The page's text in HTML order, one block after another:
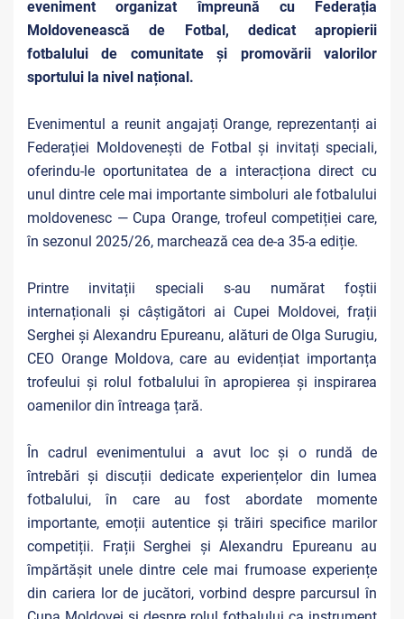
eveniment organizat împreună cu Federația
Moldovenească de Fotbal, dedicat apropierii
fotbalului de comunitate și promovării valorilor
sportului la nivel național.
Evenimentul a reunit angajați Orange, reprezentanți ai
Federației Moldovenești de Fotbal și invitați speciali,
oferindu-le oportunitatea de a interacționa direct cu
unul dintre cele mai importante simboluri ale fotbalului
moldovenesc — Cupa Orange, trofeul competiției care,
în sezonul 2025/26, marchează cea de-a 35-a ediție.
Printre invitații speciali s-au numărat foștii
internaționali și câștigători ai Cupei Moldovei, frații
Serghei și Alexandru Epureanu, alături de Olga Surugiu,
CEO Orange Moldova, care au evidențiat importanța
trofeului și rolul fotbalului în apropierea și inspirarea
oamenilor din întreaga țară.
În cadrul evenimentului a avut loc și o rundă de
întrebări și discuții dedicate experiențelor din lumea
fotbalului, în care au fost abordate momente
importante, emoții autentice și trăiri specifice marilor
competiții. Frații Serghei și Alexandru Epureanu au
împărtășit unele dintre cele mai frumoase experiențe
din cariera lor de jucători, vorbind despre parcursul în